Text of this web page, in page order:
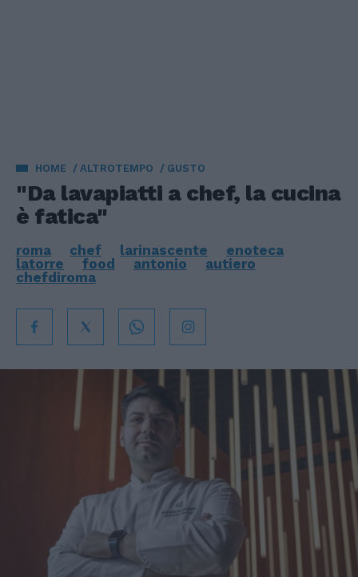
HOME ALTROTEMPO GUSTO
"Da lavapiatti a chef, la cucina
è fatica"
roma chef larinascente
enoteca
latorre
food antonio
autiero
chefdiroma